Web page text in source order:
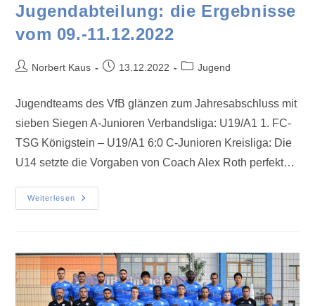
Jugendabteilung: die Ergebnisse
vom 09.-11.12.2022
Norbert Kaus 13.12.2022 Jugend
Jugendteams des VfB glänzen zum Jahresabschluss mit
sieben Siegen A-Junioren Verbandsliga: U19/A1 1. FC-
TSG Königstein – U19/A1 6:0 C-Junioren Kreisliga: Die
U14 setzte die Vorgaben von Coach Alex Roth perfekt…
Weiterlesen